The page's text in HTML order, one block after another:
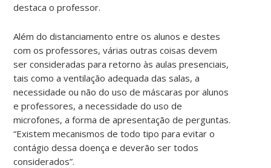
destaca o professor.
Além do distanciamento entre os alunos e destes
com os professores, várias outras coisas devem
ser consideradas para retorno às aulas presenciais,
tais como a ventilação adequada das salas, a
necessidade ou não do uso de máscaras por alunos
e professores, a necessidade do uso de
microfones, a forma de apresentação de perguntas.
“Existem mecanismos de todo tipo para evitar o
contágio dessa doença e deverão ser todos
considerados”.